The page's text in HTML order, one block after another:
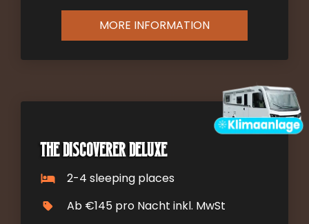
MORE INFORMATION
The Discoverer DELUXE
2-4 sleeping places
Ab €145 pro Nacht inkl. MwSt